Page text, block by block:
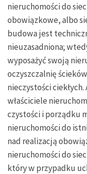
nieruchomości do
obowiązkowe, albo
budowa jest
nieuzasadniona;
wyposażyć swoją
oczyszczalnię
nieczystości
właściciele
czystości i porządku
nieruchomości do
nad realizacją
nieruchomości do
który w przypadku